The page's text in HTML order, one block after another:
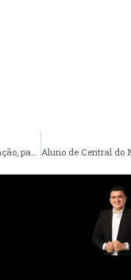
Pinheiro rumo a mudança – PODEMOS realiza evento de Filiação, para confirmar André da RalpNet como pré-candidato à prefeito